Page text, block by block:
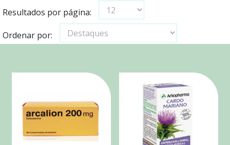
Resultados por página:
Ordenar por: